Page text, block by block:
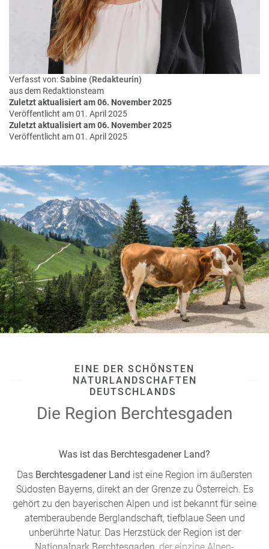
Verfasst von:Sabine (Redakteurin)
aus dem Redaktionsteam
Zuletzt aktualisiert am 06. November 2025
Veröffentlicht am 01. April 2025
Zuletzt aktualisiert am 06. November 2025
Veröffentlicht am 01. April 2025
EINE DER SCHÖNSTEN
NATURLANDSCHAFTEN
DEUTSCHLANDS
Die Region Berchtesgaden
Was ist das Berchtesgadener Land?
Das Berchtesgadener Land ist eine Region im äußersten
Südosten Bayerns, direkt an der Grenze zu Österreich. Es
gehört zu den bayerischen Alpen und ist bekannt für seine
atemberaubende Berglandschaft, tiefblaue Seen und
unberührte Natur. Das Herzstück der Region ist der